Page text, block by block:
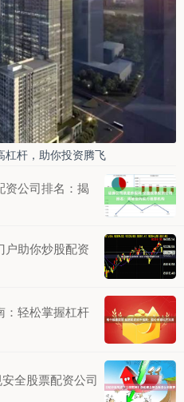
杠杆，助你投资腾飞
资公司排名：揭
户助你炒股配资
：轻松掌握杠杆
全股票配资公司